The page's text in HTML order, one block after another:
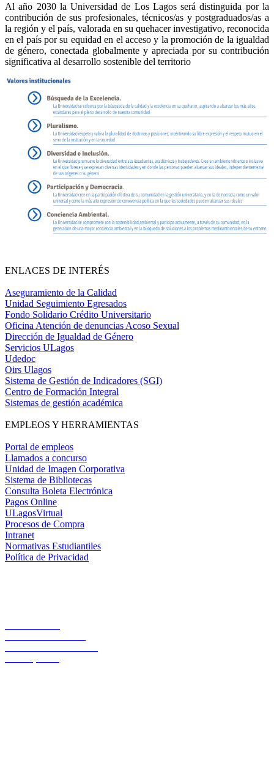
Al año 2030 la Universidad de Los Lagos será distinguida por la
contribución de sus profesionales, técnicos/as y postgraduados/as a
la región y el país, valorada en su quehacer investigativo, reconocida
en el país por su equidad en el acceso y la promoción de la igualdad
de género, conectada globalmente y apreciada por su contribución
significativa al desarrollo sostenible del territorio
ENLACES DE INTERÉS
Aseguramiento de la Calidad
Unidad Seguimiento Egresados
Fondo Solidario Crédito Universitario
Oficina Atención de denuncias Acoso Sexual
Dirección de Igualdad de Género
Servicios ULagos
Udedoc
Oirs Ulagos
Sistema de Gestión de Indicadores (SGI)
Centro de Formación Integral
Sistemas de gestión académica
EMPLEOS Y HERRAMIENTAS
Portal de empleos
Llamados a concurso
Unidad de Imagen Corporativa
Sistema de Bibliotecas
Consulta Boleta Electrónica
Pagos Online
ULagosVirtual
Procesos de Compra
Intranet
Normativas Estudiantiles
Política de Privacidad